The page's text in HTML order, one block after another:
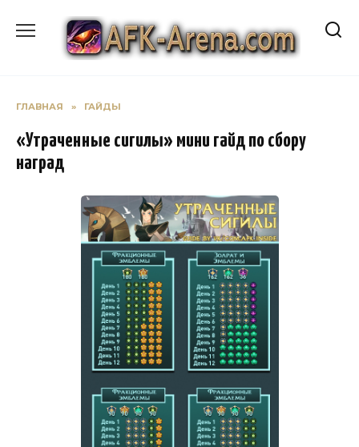
содержанию
ГЛАВНАЯ » ГАЙДЫ
«Утраченные сигилы» мини гайд по сбору
наград